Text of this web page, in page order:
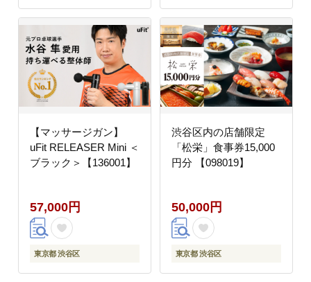
【マッサージガン】
uFit RELEASER Mini ＜
ブラック＞【136001】
57,000円
東京都 渋谷区
渋谷区内の店舗限定
「松栄」食事券15,000
円分 【098019】
50,000円
東京都 渋谷区